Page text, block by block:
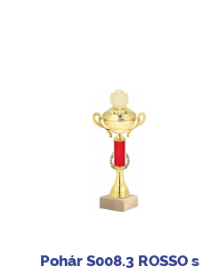
Pohár S008.3 ROSSO s